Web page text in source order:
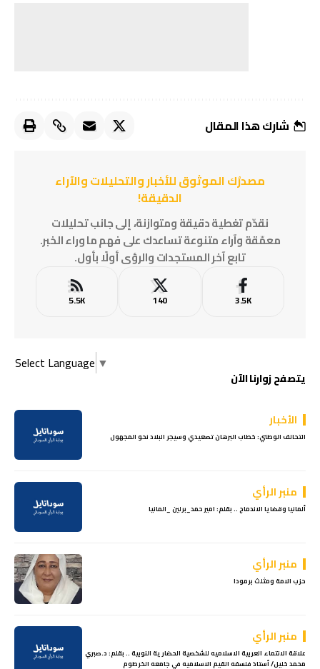
شارك هذا المقال
مصدرُك الموثوق للأخبار والتحليلات والآراء
الدقيقة!
نقدّم تغطية دقيقة ومتوازنة، إلى جانب تحليلات
معمّقة وآراء متنوعة تساعدك على فهم ما وراء الخبر.
تابع آخر المستجدات والرؤى أولًا بأول.
3.5K
140
5.5K
Select Language ▼
يتصفح زوارنا الآن
الأخبار
التحالف الوطني: خطاب البرهان تصعيدي وسيجر البلاد نحو المجهول
منبر الرأي
ألمانيا وقضايا الاندماج .. بقلم: امير حمد_برلين _المانيا
منبر الرأي
حزب الامة ومثلث برمودا
منبر الرأي
علاقة الانتماء العربية الاسلاميه للشخصية الحضارية النوبية .. بقلم: د.صبري
محمد خليل/ أستاذ فلسفه القيم الاسلاميه في جامعه الخرطوم